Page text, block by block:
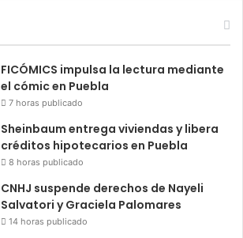
FICÓMICS impulsa la lectura mediante
el cómic en Puebla
7 horas publicado
Sheinbaum entrega viviendas y libera
créditos hipotecarios en Puebla
8 horas publicado
CNHJ suspende derechos de Nayeli
Salvatori y Graciela Palomares
14 horas publicado